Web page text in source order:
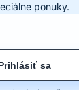
ponuky.
sa